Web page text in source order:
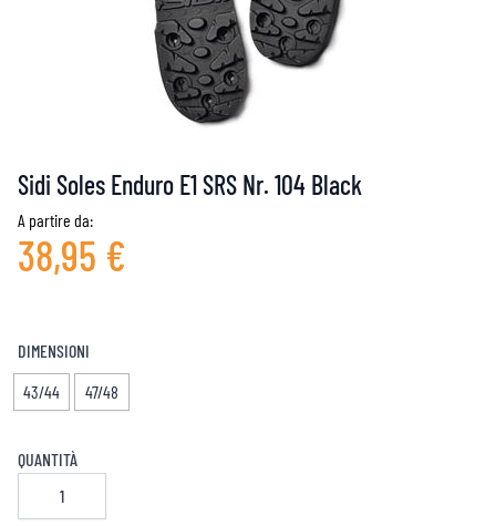
Sidi Soles Enduro E1 SRS Nr. 104 Black
A partire da:
38,95 €
DIMENSIONI
43/44
47/48
QUANTITÀ